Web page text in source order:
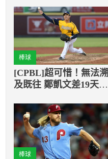
棒球
[CPBL]超可惜！無法溯
及既往 鄭凱文差19天不
棒球